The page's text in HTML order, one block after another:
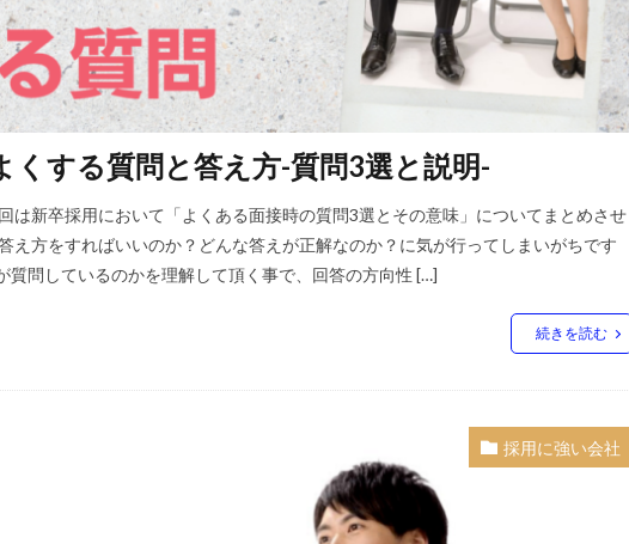
くする質問と答え方-質問3選と説明-
は新卒採用において「よくある面接時の質問3選とその意味」についてまとめさせ
え方をすればいいのか？どんな答えが正解なのか？に気が行ってしまいがちです
質問しているのかを理解して頂く事で、回答の方向性 […]
続きを読む
採用に強い会社